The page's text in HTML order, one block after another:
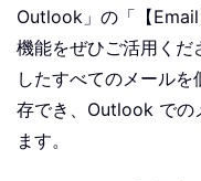
Outlook」の「【Email
機能をぜひご活用くだ
したすべてのメール
存でき、Outlook での
ます。